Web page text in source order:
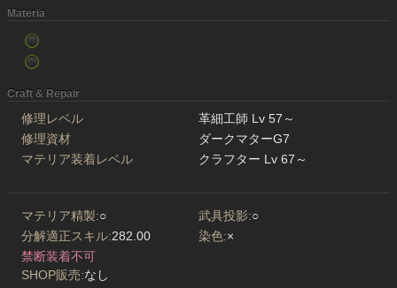
Materia
Craft & Repair
修理レベル
革細工師 Lv 57～
修理資材
ダークマターG7
マテリア装着レベル
クラフター Lv 67～
マテリア精製:○ 武具投影:○
分解適正スキル:282.00 染色:×
禁断装着不可
SHOP販売:なし